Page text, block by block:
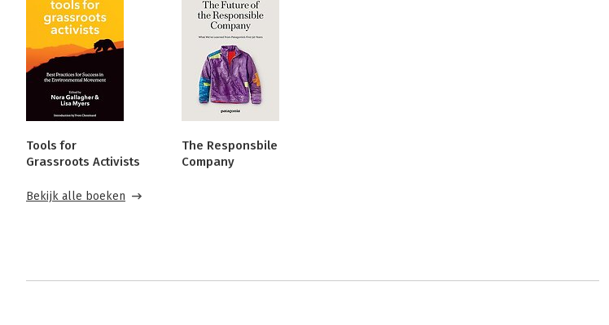
Tools for
Grassroots Activists
The Responsbile
Company
Bekijk alle boeken